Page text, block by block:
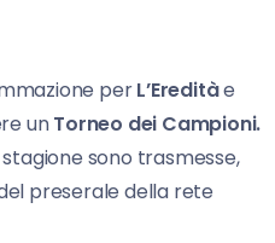
perL’Ereditàe
unTorneo dei Campioni.
sono trasmesse,
preserale della rete